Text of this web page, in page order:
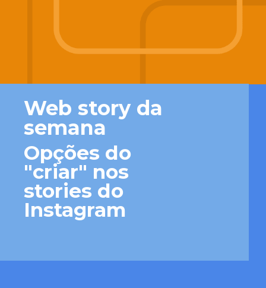
Web story da
semana
Opções do
"criar" nos
stories do
Instagram